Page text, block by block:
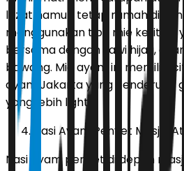
lezat namun tetap ramah di
menggunakan tipe mie keriting
bersama dengan sawi hijau,
bawang. Mie ayam ini memiliki
ayam Jakarta yang cenderung
yang lebih light.
Nasi Ayam Penyet Masjid
Nasi ayam penyet di depan